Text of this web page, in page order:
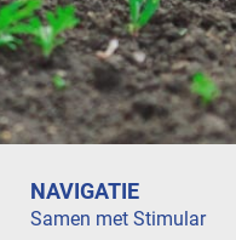
NAVIGATIE
Samen met Stimular